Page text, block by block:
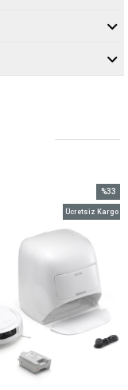
%33
İndirim
Ücretsiz Kargo